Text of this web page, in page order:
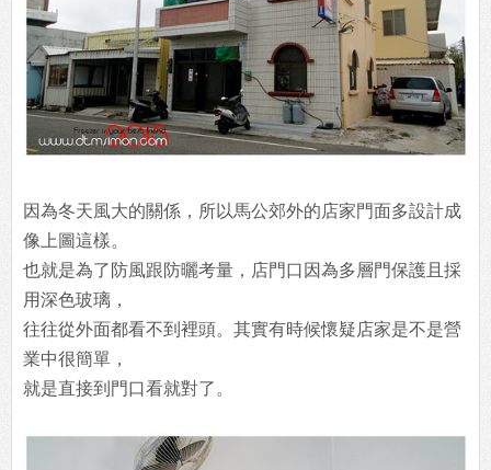
因為冬天風大的關係，所以馬公郊外的店家門面多設計成
像上圖這樣。
也就是為了防風跟防曬考量，店門口因為多層門保護且採
用深色玻璃，
往往從外面都看不到裡頭。其實有時候懷疑店家是不是營
業中很簡單，
就是直接到門口看就對了。